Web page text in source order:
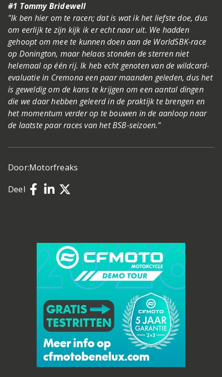
#1 Tommy Bridewell
"Ik ben hier om te racen; dat is wat ik het liefste doe, dus
om eerlijk te zijn kijk ik er echt naar uit. We hadden
gehoopt om mee te kunnen doen aan de WorldSBK-race
op Donington, maar helaas stonden de sterren niet
helemaal op één rij. Ik heb echt genoten van de wildcard-
evaluatie in Cremona een paar maanden geleden, dus het
is geweldig om de kans te krijgen om een aantal dingen
die we daar hebben geleerd in de praktijk te brengen en
het momentum verder op te bouwen in de aanloop naar
de laatste paar races van het BSB-seizoen."
Door:Motorfreaks
Deel